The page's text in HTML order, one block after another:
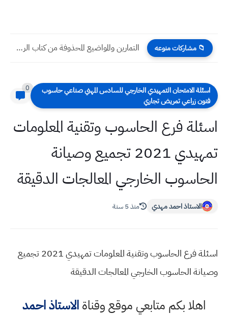
📁 مشاركات منوعه التمارين والمواضيع المحذوفة من كتاب الرياضيات الطبعة الجديدة 2023 بعد...
الامتحان التمهيدي الخارجي للسادس المهني صناعي حاسوب
زراعي تمريض تجاري
0
فرع الحاسوب وتقنية المعلومات
تمهيدي 2021 تجميع وصيانة
الخارجي المعالجات الدقيقة
الاستاذ احمد مهدي منذ 5 سنة
اسئلة فرع الحاسوب وتقنية المعلومات تمهيدي 2021 تجميع
الحاسوب الخارجي المعالجات الدقيقة
اهلا بكم متابعي موقع وقناةالاستاذ احمد